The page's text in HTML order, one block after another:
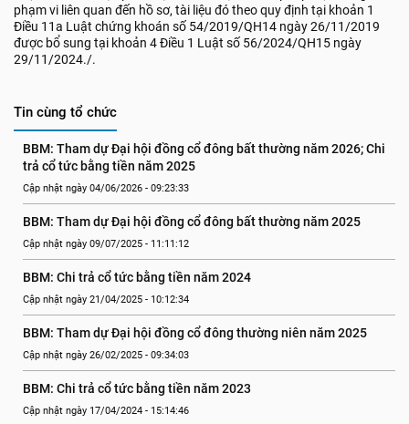
phạm vi liên quan đến hồ sơ, tài liệu đó theo quy định tại khoản 1
Điều 11a Luật chứng khoán số 54/2019/QH14 ngày 26/11/2019
được bổ sung tại khoản 4 Điều 1 Luật số 56/2024/QH15 ngày
29/11/2024./.
Tin cùng tổ chức
BBM: Tham dự Đại hội đồng cổ đông bất thường năm 2026; Chi
trả cổ tức bằng tiền năm 2025
Cập nhật ngày 04/06/2026 - 09:23:33
BBM: Tham dự Đại hội đồng cổ đông bất thường năm 2025
Cập nhật ngày 09/07/2025 - 11:11:12
BBM: Chi trả cổ tức bằng tiền năm 2024
Cập nhật ngày 21/04/2025 - 10:12:34
BBM: Tham dự Đại hội đồng cổ đông thường niên năm 2025
Cập nhật ngày 26/02/2025 - 09:34:03
BBM: Chi trả cổ tức bằng tiền năm 2023
Cập nhật ngày 17/04/2024 - 15:14:46